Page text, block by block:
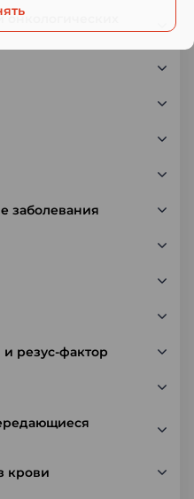
заболевания
резус-фактор
крови